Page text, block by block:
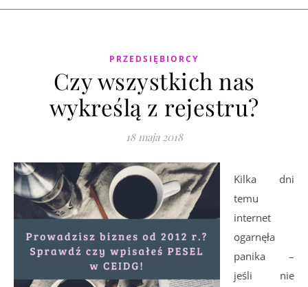
PRZEDSIĘBIORCY
Czy wszystkich nas
wykreślą z rejestru?
18 maja 2018
Kilka dni
temu
internet
ogarnęła
panika –
jeśli nie